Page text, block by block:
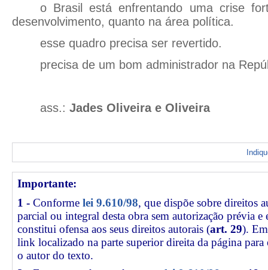
o Brasil está enfrentando uma crise
desenvolvimento, quanto na área política.
esse quadro precisa ser revertido.
precisa de um bom administrador na
ass.:Jades Oliveira e Oliveira
Importante:
1 - Conforme lei 9.610/98, que dispõe sobre direitos
parcial ou integral desta obra sem autorização prévia e
constitui ofensa aos seus direitos autorais (art. 29).
link localizado na parte superior direita da página
o autor do texto.